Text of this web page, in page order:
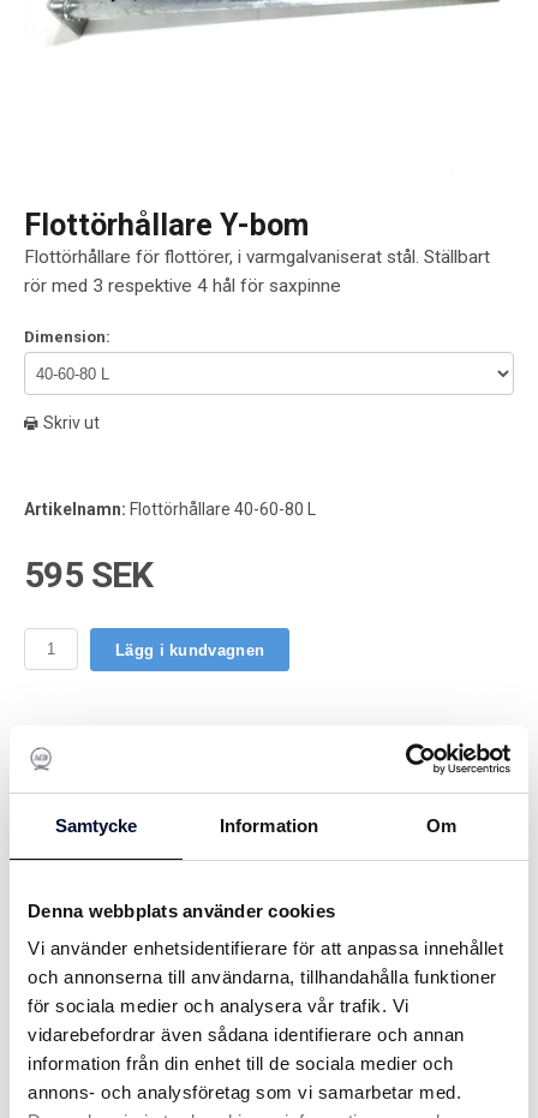
Samtycke Information Om
Denna webbplats använder cookies
Vi använder enhetsidentifierare för att anpassa innehållet
och annonserna till användarna, tillhandahålla funktioner
för sociala medier och analysera vår trafik. Vi
vidarebefordrar även sådana identifierare och annan
information från din enhet till de sociala medier och
annons- och analysföretag som vi samarbetar med.
Flottörhållare Y-bom
Flottörhållare för flottörer, i varmgalvaniserat stål. Ställbart
rör med 3 respektive 4 hål för saxpinne
Dimension:
Skriv ut
Artikelnamn: Flottörhållare 40-60-80 L
595 SEK
Lägg i kundvagnen
BESKRIVNING
Passar till 40-60-80 L flottörer:
Plattans mått 120 x 75 mm, Rörets Ø 42 mm
Vikt 3,2 kg
Passar till 100 L flottörer:
Längd 990 mm under monteringplattan
2 slitsade monteringshål cc 95 mm för att passa olika
hålindelning, för M12 bult,